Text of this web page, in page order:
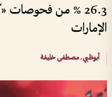
26.3 % من فحوصات
الإمارات
أبوظبي ـ مصطفى خليفة